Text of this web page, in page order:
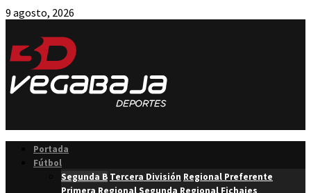
9 agosto, 2026
Portada
Fútbol
Segunda B Tercera División Regional Preferente
Primera RegionalSegunda Regional Fichajes